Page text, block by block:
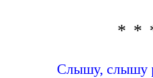
* *
Слышу, слышу